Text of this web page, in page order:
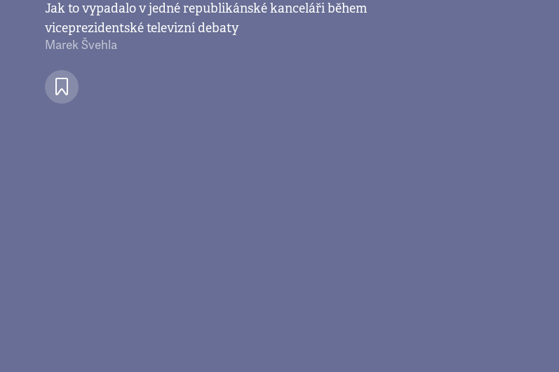
Jak to vypadalo v jedné republikánské kanceláři během
viceprezidentské televizní debaty
Marek Švehla